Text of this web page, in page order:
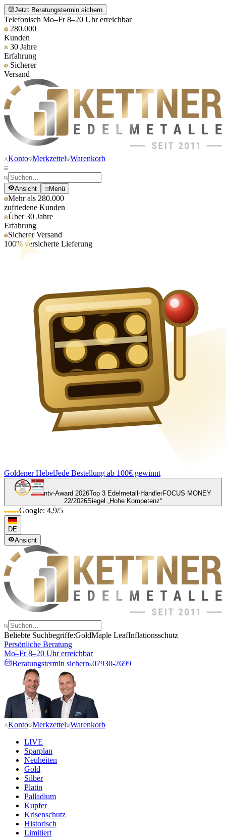
Jetzt Beratungstermin sichern
Telefonisch Mo–Fr 8–20 Uhr erreichbar
280.000
Kunden
30 Jahre
Erfahrung
Sicherer
Versand
Konto Merkzettel Warenkorb
Ansicht Menü
Mehr als 280.000
zufriedene Kunden
Über 30 Jahre
Erfahrung
Sicherer Versand
100% versicherte Lieferung
Goldener HebelJede Bestellung ab 100€ gewinnt
ntv-Award 2026Top 3 Edelmetall-HändlerFOCUS MONEY
22/2026Siegel „Hohe Kompetenz“
Google: 4,9/5
DE
Ansicht
Beliebte Suchbegriffe:GoldMaple LeafInflationsschutz
Persönliche Beratung
Mo–Fr 8–20 Uhr erreichbar
Beratungstermin sichern 07930-2699
Konto Merkzettel Warenkorb
LIVE
Sparplan
Neuheiten
Gold
Silber
Platin
Palladium
Kupfer
Krisenschutz
Historisch
Limitiert